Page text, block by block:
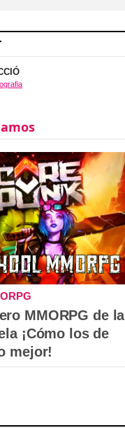
MMORPG de la
¡Cómo los de
mejor!